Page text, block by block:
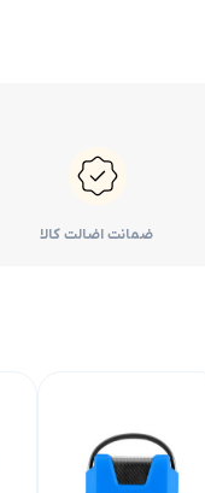
ضمانت اضالت کالا